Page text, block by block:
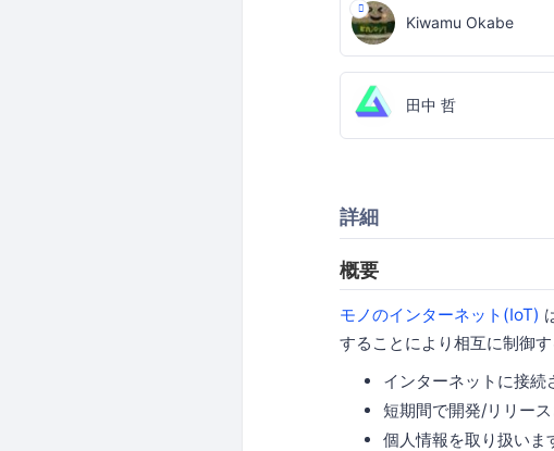
Kiwamu Okabe
田中 哲
詳細
概要
モノのインターネット(IoT)
することにより相互に制御
インターネットに接続
短期間で開発/リリー
個人情報を取り扱いま